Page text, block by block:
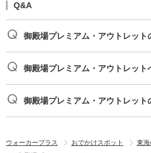
Q&A
御殿場プレミアム・アウトレット
御殿場プレミアム・アウトレット
御殿場プレミアム・アウトレット
ウォーカープラス おでかけスポット 東海